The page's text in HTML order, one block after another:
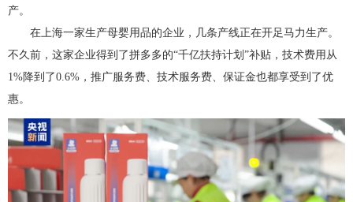
产。
在上海一家生产母婴用品的企业，几条产线正在开足马力生产。
不久前，这家企业得到了拼多多的“千亿扶持计划”补贴，技术费用从
1%降到了0.6%，推广服务费、技术服务费、保证金也都享受到了优
惠。